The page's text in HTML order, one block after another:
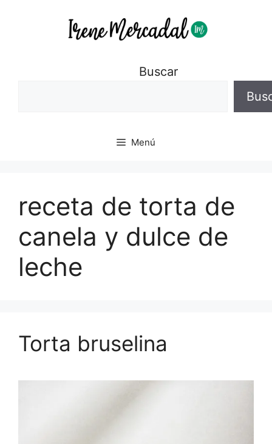
Buscar
Menú
receta de torta de
canela y dulce de
leche
Torta bruselina